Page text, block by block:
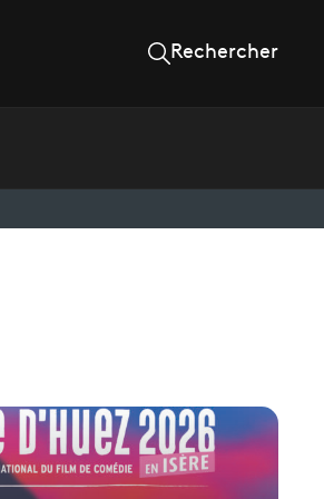
Rechercher